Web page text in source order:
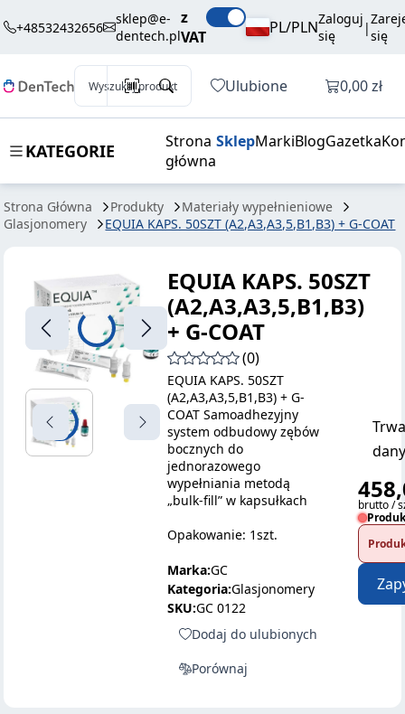
+48532432656
sklep@e-
dentech.pl
z
VAT
PL/PLNZaloguj
się
|się
Wyszukaj produkt Ulubione Otwórz
0,00 zł
KATEGORIE
Strona
główna
SklepMarkiBlogGazetka
Strona Główna Produkty
Materiały wypełnieniowe
Glasjonomery
EQUIA KAPS. 50SZT (A2,A3,A3,5,B1,B3) + G-COAT
50SZT
(A2,A3,A3,5,B1,B3)
+ G-COAT
458,00 zł
brutto / szt. Dodaj do
EQUIA KAPS. 50SZT
(A2,A3,A3,5,B1,B3)
+ G-COAT
(0)
EQUIA KAPS. 50SZT
(A2,A3,A3,5,B1,B3) + G-
COAT Samoadhezyjny
system odbudowy zębów
bocznych do
jednorazowego
wypełniania metodą
„bulk-fill” w kapsułkach
Opakowanie: 1szt.
Marka:GC
Kategoria:Glasjonomery
SKU:GC 0122
Dodaj do ulubionych
Porównaj
brutto /